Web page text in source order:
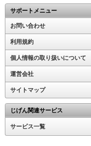
サポートメニュー
お問い合わせ
利用規約
個人情報の取り扱いについて
運営会社
サイトマップ
じげん関連サービス
サービス一覧